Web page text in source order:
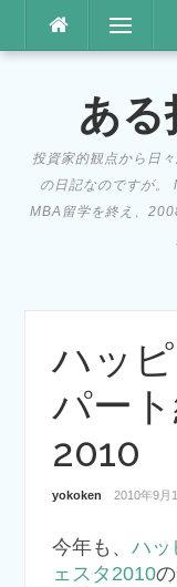
メニュー
ある
投資家的観点から日
の日記なのですが
MBA留学を終え、
ハッ
パー
2010
yokoken 2010年9月
今年も、 ハッ
ェスタ2010